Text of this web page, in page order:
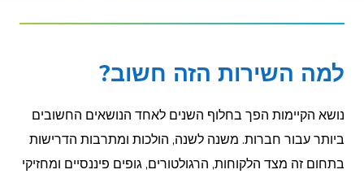
למה השירות הזה חשוב?
נושא הקיימות הפך בחלוף השנים לאחד הנושאים החשובים
ביותר עבור חברות. משנה לשנה, הולכות ומתרבות הדרישות
בתחום זה מצד הלקוחות, הרגולטורים, גופים פיננסיים ומחזיקי